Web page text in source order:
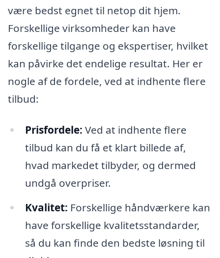
være bedst egnet til netop dit hjem.
Forskellige virksomheder kan have
forskellige tilgange og ekspertiser, hvilket
kan påvirke det endelige resultat. Her er
nogle af de fordele, ved at indhente flere
tilbud:
Prisfordele: Ved at indhente flere
tilbud kan du få et klart billede af,
hvad markedet tilbyder, og dermed
undgå overpriser.
Kvalitet: Forskellige håndværkere kan
have forskellige kvalitetsstandarder,
så du kan finde den bedste løsning til